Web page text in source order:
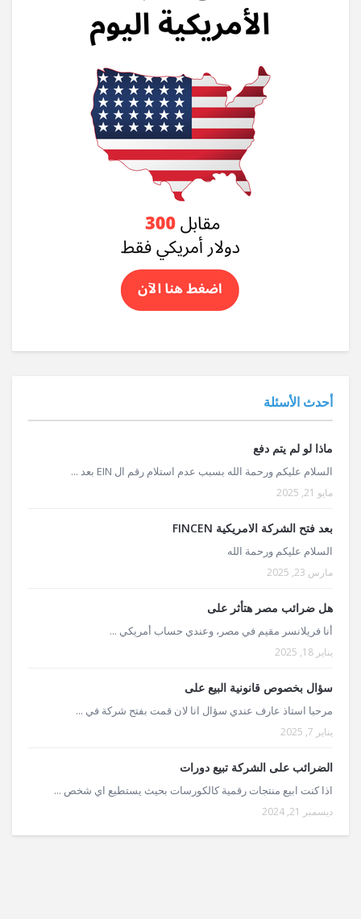
أحدث الأسئلة
ماذا لو لم يتم دفع
السلام عليكم ورحمة الله بسبب عدم استلام رقم ال EIN بعد ...
مايو 21, 2025
بعد فتح الشركة الامريكية FINCEN
السلام عليكم ورحمة الله
مارس 23, 2025
هل ضرائب مصر هتأثر على
أنا فريلانسر مقيم في مصر، وعندي حساب أمريكي ...
يناير 18, 2025
سؤال بخصوص قانونية البيع على
مرحبا استاذ عارف عندي سؤال انا لان قمت بفتح شركة في ...
يناير 7, 2025
الضرائب على الشركة تبيع دورات
اذا كنت ابيع منتجات رقمية كالكورسات بحيث يستطيع اي شخص ...
ديسمبر 21, 2024